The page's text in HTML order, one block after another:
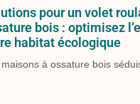
pour un volet
bois : optimisez
habitat écologique
maisons à ossature bois